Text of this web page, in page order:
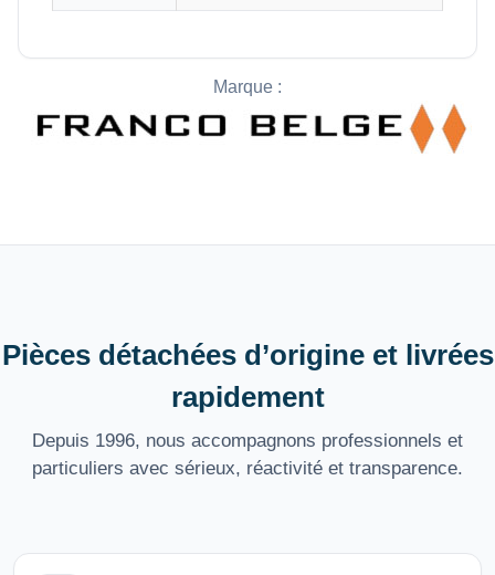
Marque :
Pièces détachées d’origine et livrées
rapidement
Depuis 1996, nous accompagnons professionnels et
particuliers avec sérieux, réactivité et transparence.